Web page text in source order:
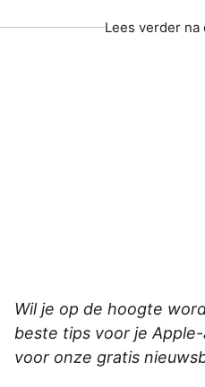
Lees verder
Wil je op de hoogte
beste tips voor je
voor onze gratis